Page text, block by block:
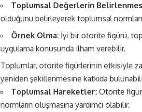
Toplumsal Değerlerin
olduğunu belirleyerek toplumsal
Örnek Olma: İyi bir otorite figürü,
uygulama konusunda ilham verebilir.
Toplumlar, otorite figürlerinin etkisiyle
yeniden şekillenmesine katkıda
Toplumsal Hareketler: Otorite
normların oluşmasına yardımcı olabilir.